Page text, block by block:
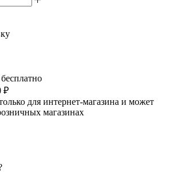
₽
для интернет-магазина и может
магазинах